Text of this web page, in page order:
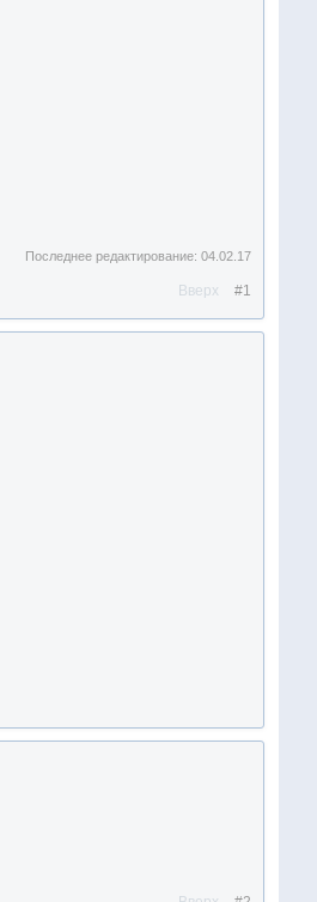
Последнее редактирование:04.02.17
#1
Вверх